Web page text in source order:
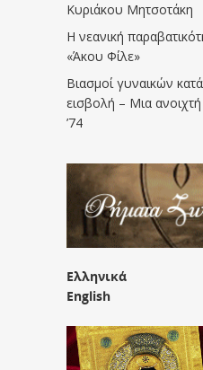
Κυριάκου Μητσοτάκη
Η νεανική
«Άκου Φίλε»
Βιασμοί γυναικών
εισβολή – Μια
’74
Ελληνικά
English